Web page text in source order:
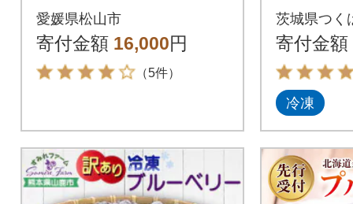
媛県産) 1kg
愛媛県松山市
寄付金額 16,000円
（5件）
不使用
ルーベ
島・沖
茨城県つく
寄付金額
冷凍